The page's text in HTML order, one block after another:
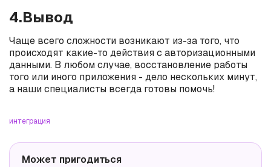
4.Вывод
Чаще всего сложности возникают из-за того, что
происходят какие-то действия с авторизационными
данными. В любом случае, восстановление работы
того или иного приложения - дело нескольких минут,
а наши специалисты всегда готовы помочь!
интеграция
Может пригодиться